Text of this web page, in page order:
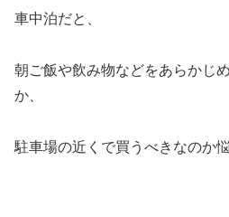
車中泊だと、
朝ご飯や飲み物などをあらかじ
か、
駐車場の近くで買うべきなのか